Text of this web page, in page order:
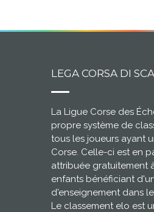
LEGA CORSA DI
La Ligue Corse des
propre système de
tous les joueurs ayant
Corse. Celle-ci est en
attribuée gratuitement
enfants bénéficiant
d'enseignement dans
Le classement elo est